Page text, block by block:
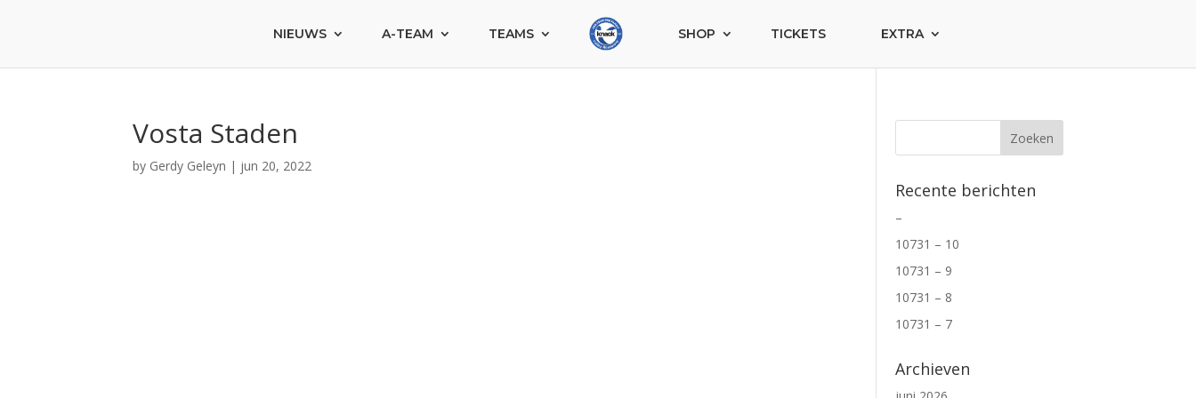
NIEUWS A-TEAM TEAMS SHOP TICKETS EXTRA
Vosta Staden
by Gerdy Geleyn | jun 20, 2022
Recente berichten
–
10731 – 10
10731 – 9
10731 – 8
10731 – 7
Archieven